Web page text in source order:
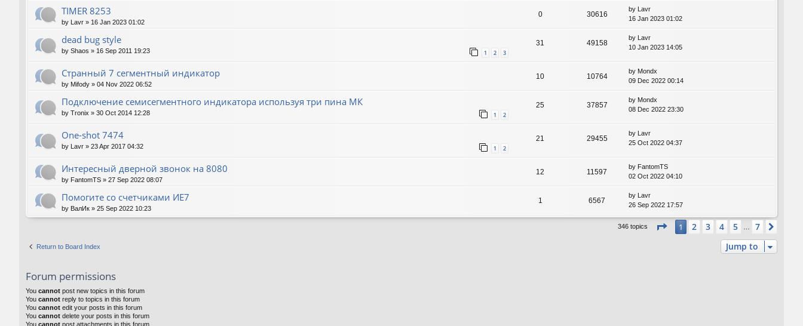
TIMER 8253
by Lavr » 16 Jan 2023 01:02
0 30616
by Lavr
16 Jan 2023 01:02
dead bug style
by Shaos » 16 Sep 2011 19:23 1 2 3
31 49158
by Lavr
10 Jan 2023 14:05
Странный 7 сегментный индикатор
by Mifody » 04 Nov 2022 06:52
10 10764
by Mondx
09 Dec 2022 00:14
Подключение семисегментного индикатора используя три пина МК
by Tronix » 30 Oct 2014 12:28 1 2
25 37857
by Mondx
08 Dec 2022 23:30
One-shot 7474
by Lavr » 23 Apr 2017 04:32 1 2
21 29455
by Lavr
25 Oct 2022 04:37
Интересный дверной звонок на 8080
by FantomTS » 27 Sep 2022 08:07
12 11597
by FantomTS
02 Oct 2022 04:10
Помогите со счетчиками ИЕ7
by ВалИк » 25 Sep 2022 10:23
1 6567
by
Lavr
26 Sep 2022 17:57
346 topics Page 1of7
1 2 3 4 5 7
Return to Board Index Jump to
Forum permissions
You cannot post new topics in this forum
You cannot reply to topics in this forum
You cannot edit your posts in this forum
You cannot delete your posts in this forum
You cannot post attachments in this forum